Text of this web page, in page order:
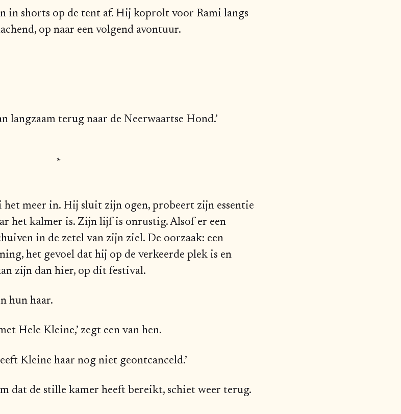
in shorts op de tent af. Hij koprolt voor Rami langs
op naar een volgend avontuur.
langzaam terug naar de Neerwaartse Hond.’
*
meer in. Hij sluit zijn ogen, probeert zijn essentie
het kalmer is. Zijn lijf is onrustig. Alsof er een
in de zetel van zijn ziel. De oorzaak: een
het gevoel dat hij op de verkeerde plek is en
zijn dan hier, op dit festival.
hun haar.
Hele Kleine,’ zegt een van hen.
Kleine haar nog niet geontcanceld.’
dat de stille kamer heeft bereikt, schiet weer terug.